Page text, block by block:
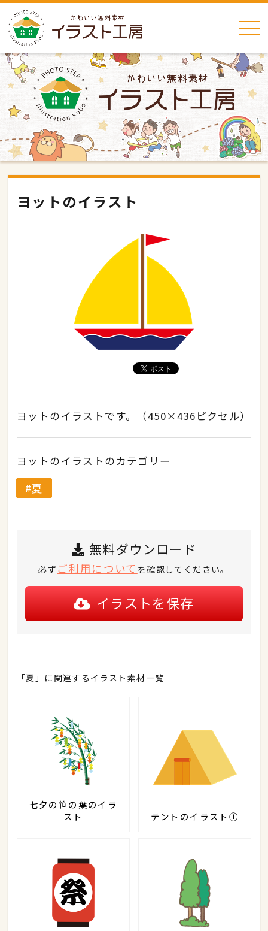
ヨットのイラスト
ヨットのイラストです。（450×436ピクセル）
ヨットのイラストのカテゴリー
夏
無料ダウンロード
必ず ご利用について を確認してください。
イラストを保存
「夏」に関連するイラスト素材一覧
七夕の笹の葉のイラ
スト
テントのイラスト①